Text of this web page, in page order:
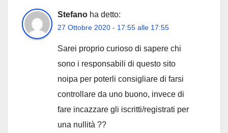
Stefano ha detto:
27 Ottobre 2020 - 17:55 alle 17:55
Sarei proprio curioso di sapere chi
sono i responsabili di questo sito
noipa per poterli consigliare di farsi
controllare da uno buono, invece di
fare incazzare gli iscritti/registrati per
una nullità ??